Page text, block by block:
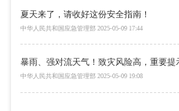
夏天来了，请收好这份安全指南！
中华人民共和国应急管理部2025-05-09 17:44
暴雨、强对流天气！致灾风险高，重要
中华人民共和国应急管理部2025-05-09 19:08